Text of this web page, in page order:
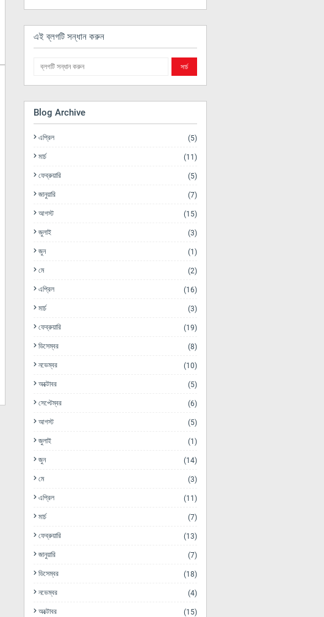
এই ব্লগটি সন্ধান করুন
Blog Archive
এপ্রিল (5)
মার্চ (11)
ফেব্রুয়ারি (5)
জানুয়ারি (7)
আগস্ট (15)
জুলাই (3)
জুন (1)
মে (2)
এপ্রিল (16)
মার্চ (3)
ফেব্রুয়ারি (19)
ডিসেম্বর (8)
নভেম্বর (10)
অক্টোবর (5)
সেপ্টেম্বর (6)
আগস্ট (5)
জুলাই (1)
জুন (14)
মে (3)
এপ্রিল (11)
মার্চ (7)
ফেব্রুয়ারি (13)
জানুয়ারি (7)
ডিসেম্বর (18)
নভেম্বর (4)
অক্টোবর (15)